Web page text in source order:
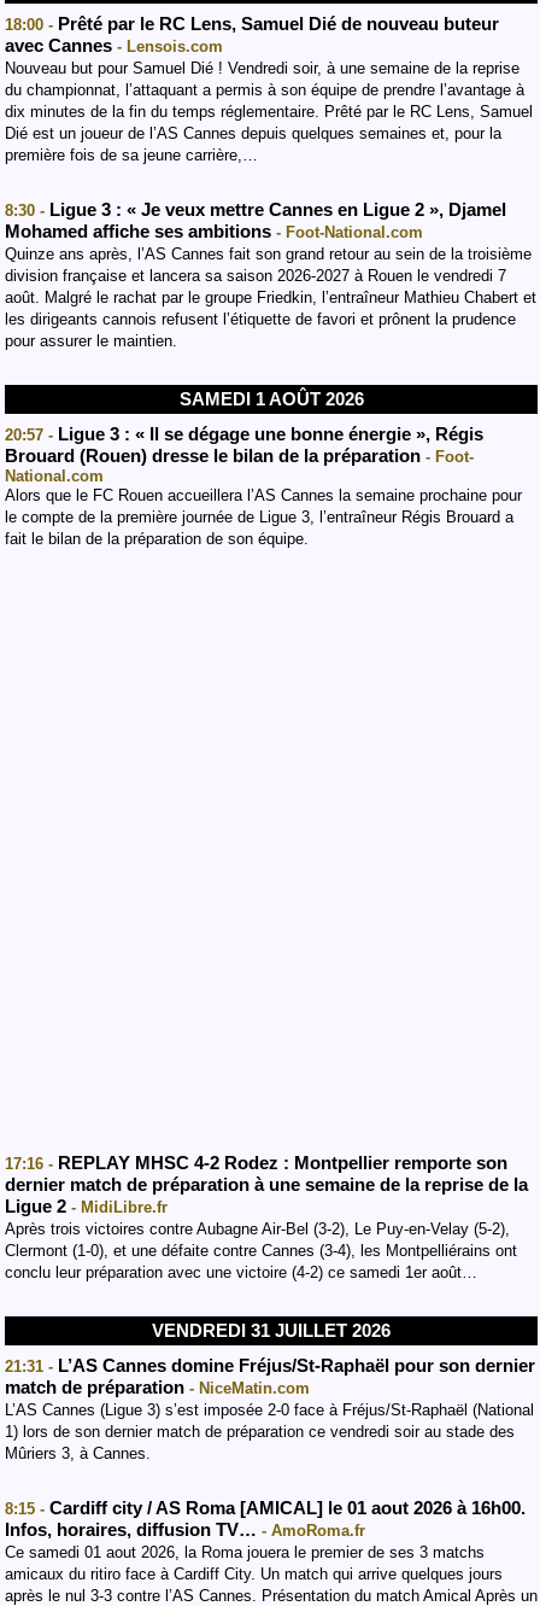
18:00 - Prêté par le RC Lens, Samuel Dié de nouveau buteur
avec Cannes - Lensois.com
Nouveau but pour Samuel Dié ! Vendredi soir, à une semaine de la reprise
du championnat, l’attaquant a permis à son équipe de prendre l’avantage à
dix minutes de la fin du temps réglementaire. Prêté par le RC Lens, Samuel
Dié est un joueur de l’AS Cannes depuis quelques semaines et, pour la
première fois de sa jeune carrière,…
8:30 - Ligue 3 : « Je veux mettre Cannes en Ligue 2 », Djamel
Mohamed affiche ses ambitions - Foot-National.com
Quinze ans après, l’AS Cannes fait son grand retour au sein de la troisième
division française et lancera sa saison 2026-2027 à Rouen le vendredi 7
août. Malgré le rachat par le groupe Friedkin, l’entraîneur Mathieu Chabert et
les dirigeants cannois refusent l’étiquette de favori et prônent la prudence
pour assurer le maintien.
SAMEDI 1 AOÛT 2026
20:57 - Ligue 3 : « Il se dégage une bonne énergie », Régis
Brouard (Rouen) dresse le bilan de la préparation - Foot-
National.com
Alors que le FC Rouen accueillera l’AS Cannes la semaine prochaine pour
le compte de la première journée de Ligue 3, l’entraîneur Régis Brouard a
fait le bilan de la préparation de son équipe.
17:16 - REPLAY MHSC 4-2 Rodez : Montpellier remporte son
dernier match de préparation à une semaine de la reprise de la
Ligue 2 - MidiLibre.fr
Après trois victoires contre Aubagne Air-Bel (3-2), Le Puy-en-Velay (5-2),
Clermont (1-0), et une défaite contre Cannes (3-4), les Montpelliérains ont
conclu leur préparation avec une victoire (4-2) ce samedi 1er août…
VENDREDI 31 JUILLET 2026
21:31 - L’AS Cannes domine Fréjus/St-Raphaël pour son dernier
match de préparation - NiceMatin.com
L’AS Cannes (Ligue 3) s’est imposée 2-0 face à Fréjus/St-Raphaël (National
1) lors de son dernier match de préparation ce vendredi soir au stade des
Mûriers 3, à Cannes.
8:15 - Cardiff city / AS Roma [AMICAL] le 01 aout 2026 à 16h00.
Infos, horaires, diffusion TV… - AmoRoma.fr
Ce samedi 01 aout 2026, la Roma jouera le premier de ses 3 matchs
amicaux du ritiro face à Cardiff City. Un match qui arrive quelques jours
après le nul 3-3 contre l’AS Cannes. Présentation du match Amical Après un